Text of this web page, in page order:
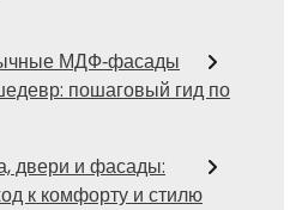
МДФ‑фасады
пошаговый гид по
двери и фасады:
к комфорту и стилю